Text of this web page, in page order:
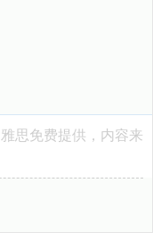
雅思免费提供，内容来